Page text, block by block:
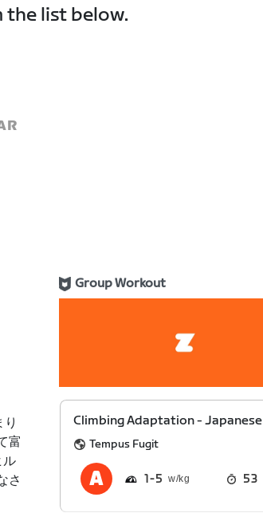
list below.
Group Workout
富
ル
さ
Climbing Adaptation - Japanese
Tempus Fugit
1 5 53